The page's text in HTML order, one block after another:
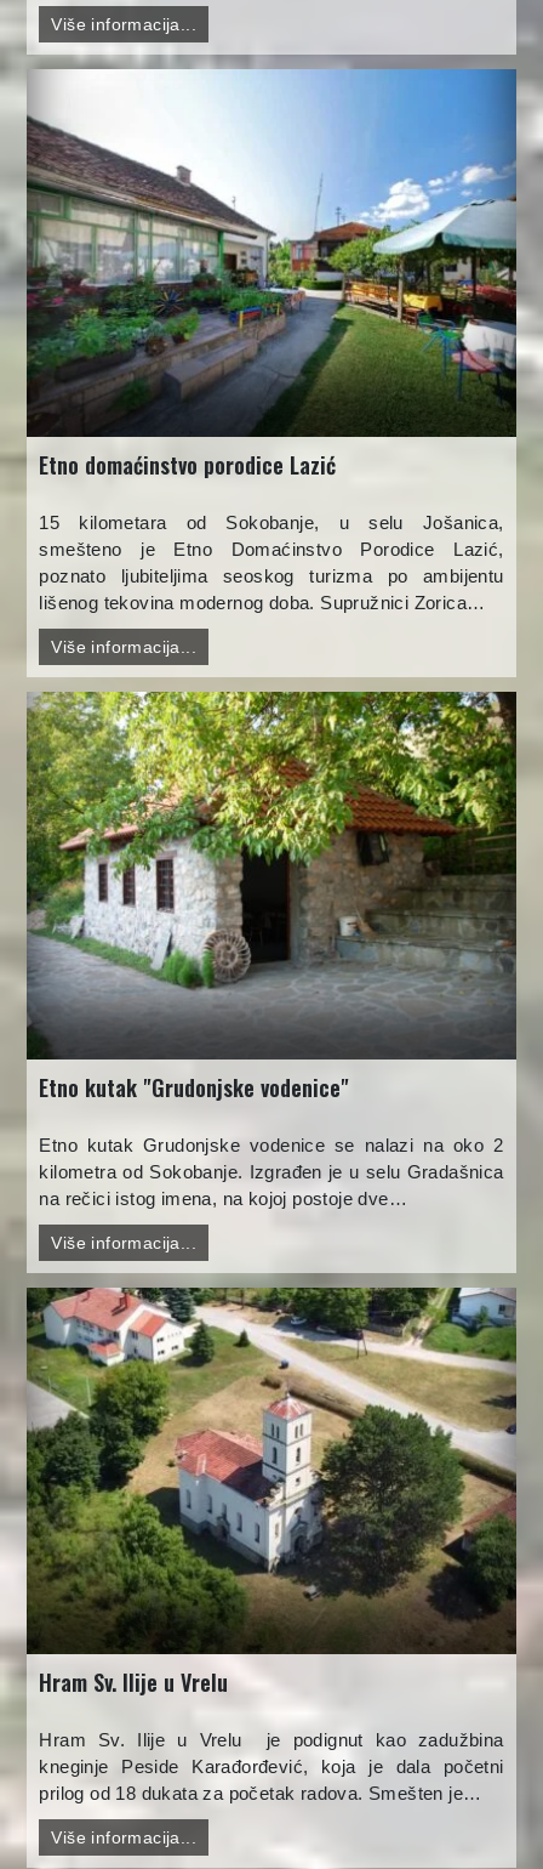
Više informacija...
Etno domaćinstvo porodice Lazić
15 kilometara od Sokobanje, u selu Jošanica,
smešteno je Etno Domaćinstvo Porodice Lazić,
poznato ljubiteljima seoskog turizma po ambijentu
lišenog tekovina modernog doba. Supružnici Zorica…
Više informacija...
Etno kutak "Grudonjske vodenice"
Etno kutak Grudonjske vodenice se nalazi na oko 2
kilometra od Sokobanje. Izgrađen je u selu Gradašnica
na rečici istog imena, na kojoj postoje dve…
Više informacija...
Hram Sv. Ilije u Vrelu
Hram Sv. Ilije u Vrelu je podignut kao zadužbina
kneginje Peside Karađorđević, koja je dala početni
prilog od 18 dukata za početak radova. Smešten je…
Više informacija...